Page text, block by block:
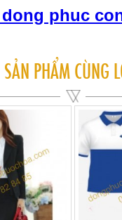
dong phuc
SẢN PHẨM CÙNG